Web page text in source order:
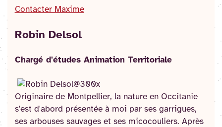
Contacter Maxime
Robin Delsol
Chargé d'études Animation Territoriale
Originaire de Montpellier, la nature en Occitanie
s'est d'abord présentée à moi par ses garrigues,
ses arbouses sauvages et ses micocouliers. Après